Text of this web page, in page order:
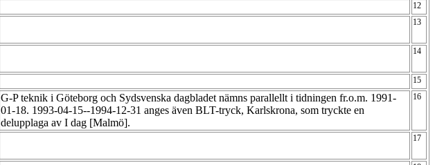
12
13
14
15
G-P teknik i Göteborg och Sydsvenska dagbladet nämns parallellt i tidningen fr.o.m. 1991-
01-18. 1993-04-15--1994-12-31 anges även BLT-tryck, Karlskrona, som tryckte en
delupplaga av I dag [Malmö].
16
17